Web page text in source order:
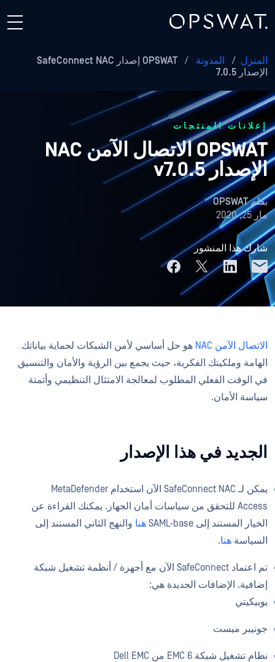
المنزل / المدونة /
OPSWAT إصدار SafeConnect NAC
الإصدار 7.0.5
إعلانات المنتجات
OPSWAT الاتصال الآمن NAC
الإصدار v7.0.5
بقلمOPSWAT
مار 25, 2020
شارك هذا المنشور
الاتصال الآمن NAC
هو حل أساسي لأمن الشبكات لحماية بياناتك
الهامة وملكيتك الفكرية، حيث يجمع بين الرؤية والأمان والتنسيق
في الوقت الفعلي المطلوب لمعالجة الامتثال التنظيمي وأتمتة
سياسة الأمان.
الجديد في هذا الإصدار
يمكن لـ SafeConnect NAC الآن استخدام MetaDefender
Access للتحقق من سياسات أمان الجهاز. يمكنك القراءة عن
الخيار المستند إلى SAML-base
هنا والنهج الثاني المستند إلى
السياسة هنا.
تم اعتماد SafeConnect الآن مع أجهزة / أنظمة تشغيل شبكة
إضافية. الإضافات الجديدة هي:
يوبيكيتي
جونيبر ميست
نظام تشغيل شبكة EMC 6 من Dell EMC